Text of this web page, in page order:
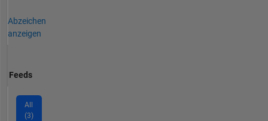
Abzeichen
anzeigen
Feeds
All
(3)